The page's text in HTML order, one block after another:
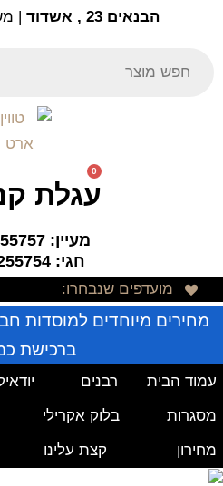
הבנאים 23 , אשדוד |
search
0
עגלת
מעיין: 052-5255757
חגי: 052-5255754
מועדפים שנבחרו:
מחירים מיוחדים למוסדות
ברכישת
עמוד הבית רבנים
מסגרות
בלוק אקרילי
מחירון
קצת עלינו